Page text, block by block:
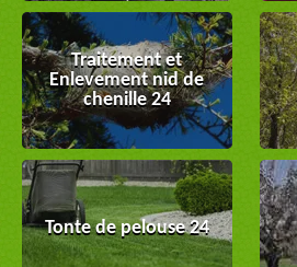
Traitement et
Enlevement nid de
chenille 24
Tonte de pelouse 24